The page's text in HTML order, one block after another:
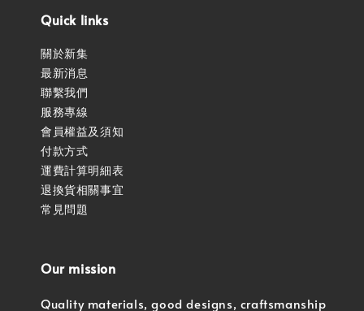
Quick links
關於新集
最新消息
聯繫我們
服務專線
會員權益及須知
付款方式
運費計算明細表
退換貨相關事宜
常見問題
Our mission
Quality materials, good designs, craftsmanship